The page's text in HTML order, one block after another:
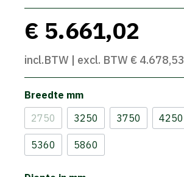
€ 5.661,02
incl.BTW | excl. BTW € 4.678,53
Breedte mm
2750
3250 3750 4250
5360 5860